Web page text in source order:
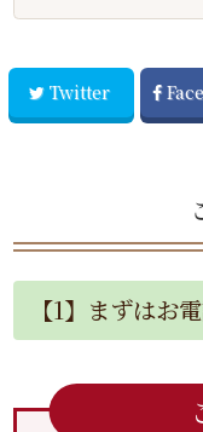
Twitter
【1】まずはお